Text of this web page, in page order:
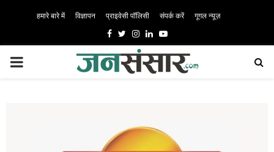
हमारे बारे में विज्ञापन प्राइवेसी पॉलिसी संपर्क करें गूगल न्यूज़
Facebook
TwitterInstagram
LinkedinYoutube
PRIMARY